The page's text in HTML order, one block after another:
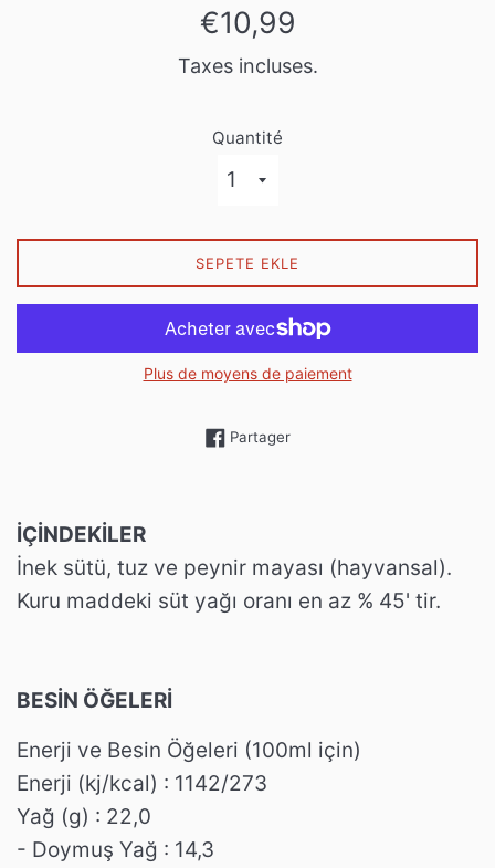
Prix
régulier
€10,99
Taxes incluses.
Quantité
SEPETE EKLE
Plus de moyens de paiement
PartagerPartager sur Facebook
İÇİNDEKİLER
İnek sütü, tuz ve peynir mayası (hayvansal).
Kuru maddeki süt yağı oranı en az % 45' tir.
BESİN ÖĞELERİ
Enerji ve Besin Öğeleri (100ml için)
Enerji (kj/kcal) : 1142/273
Yağ (g) : 22,0
- Doymuş Yağ : 14,3